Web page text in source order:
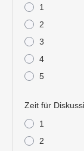
1
2
3
4
5
Zeit für
1
2